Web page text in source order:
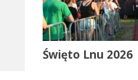
Święto Lnu 2026